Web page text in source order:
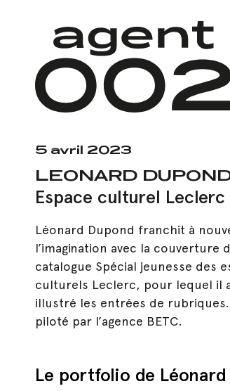
5 avril 2023
LEONARD
Espace culturel Leclerc
Léonard Dupond franchit à
l’imagination avec la couverture
catalogue Spécial jeunesse des
culturels Leclerc, pour lequel il
illustré les entrées de
piloté par l’agence BETC.
Le portfolio de Léonard